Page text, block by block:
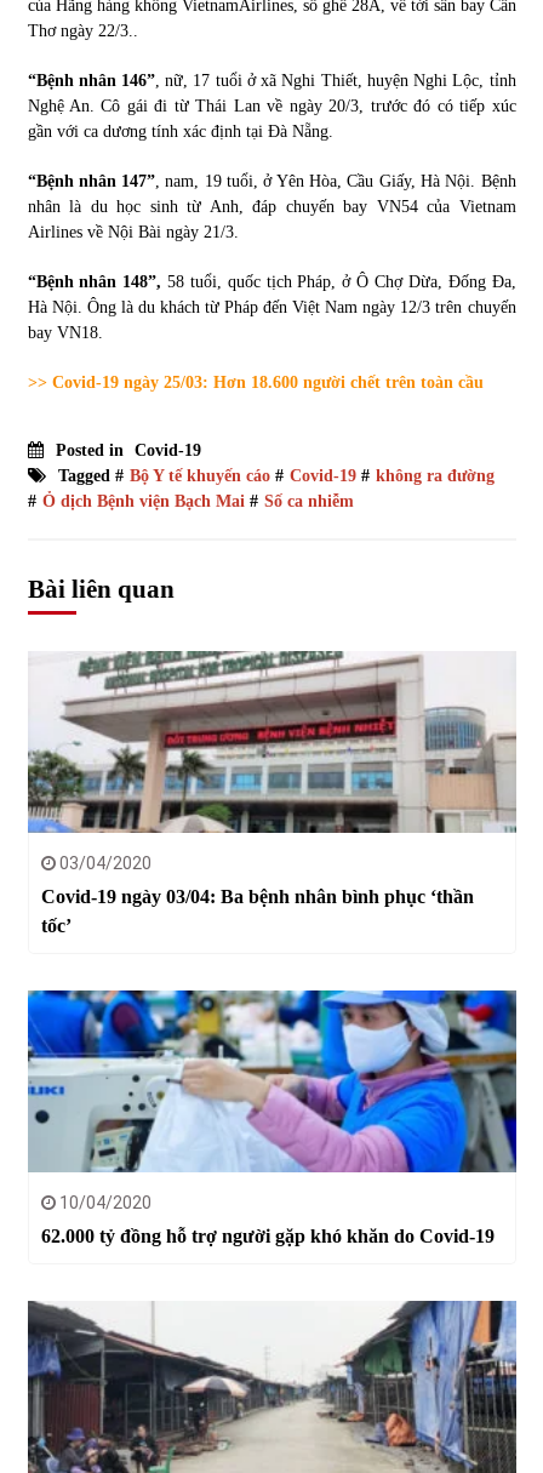
của Hãng hàng không VietnamAirlines, số ghế 28A, về tới sân bay Cần
Thơ ngày 22/3..
“Bệnh nhân 146”, nữ, 17 tuổi ở xã Nghi Thiết, huyện Nghi Lộc, tỉnh
Nghệ An. Cô gái đi từ Thái Lan về ngày 20/3, trước đó có tiếp xúc
gần với ca dương tính xác định tại Đà Nẵng.
“Bệnh nhân 147”, nam, 19 tuổi, ở Yên Hòa, Cầu Giấy, Hà Nội. Bệnh
nhân là du học sinh từ Anh, đáp chuyến bay VN54 của Vietnam
Airlines về Nội Bài ngày 21/3.
“Bệnh nhân 148”, 58 tuổi, quốc tịch Pháp, ở Ô Chợ Dừa, Đống Đa,
Hà Nội. Ông là du khách từ Pháp đến Việt Nam ngày 12/3 trên chuyến
bay VN18.
>> Covid-19 ngày 25/03: Hơn 18.600 người chết trên toàn cầu
Posted in Covid-19
Tagged # Bộ Y tế khuyến cáo# Covid-19# không ra đường
# Ỏ dịch Bệnh viện Bạch Mai# Số ca nhiễm
Bài liên quan
03/04/2020
Covid-19 ngày 03/04: Ba bệnh nhân bình phục ‘thần
tốc’
10/04/2020
62.000 tỷ đồng hỗ trợ người gặp khó khăn do Covid-19